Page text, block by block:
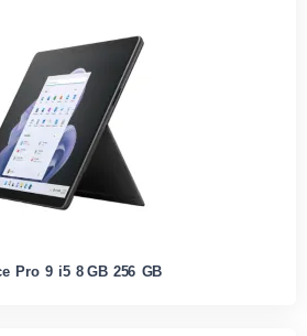
Pro 9 i5 8 GB 256 GB